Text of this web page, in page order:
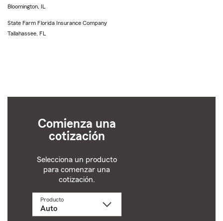
Bloomington, IL
State Farm Florida Insurance Company
Tallahassee, FL
Comienza una
cotización
Selecciona un producto
para comenzar una
cotización.
ProductoSelecciona